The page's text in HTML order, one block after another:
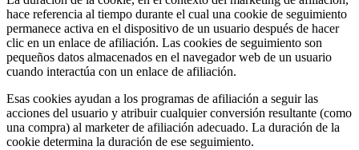
hace referencia al tiempo durante el cual una cookie de seguimiento
permanece activa en el dispositivo de un usuario después de hacer
clic en un enlace de afiliación. Las cookies de seguimiento son
pequeños datos almacenados en el navegador web de un usuario
cuando interactúa con un enlace de afiliación.
Esas cookies ayudan a los programas de afiliación a seguir las
acciones del usuario y atribuir cualquier conversión resultante (como
una compra) al marketer de afiliación adecuado. La duración de la
cookie determina la duración de ese seguimiento.